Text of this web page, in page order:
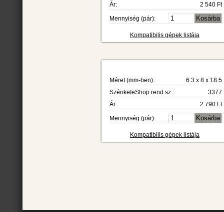
Ár:
2 540 Ft
Mennyiség (pár):
Kompatibilis gépek listája
Méret (mm-ben):
6.3 x 8 x 18.5
SzénkefeShop rend.sz.:
3377
Ár:
2 790 Ft
Mennyiség (pár):
Kompatibilis gépek listája